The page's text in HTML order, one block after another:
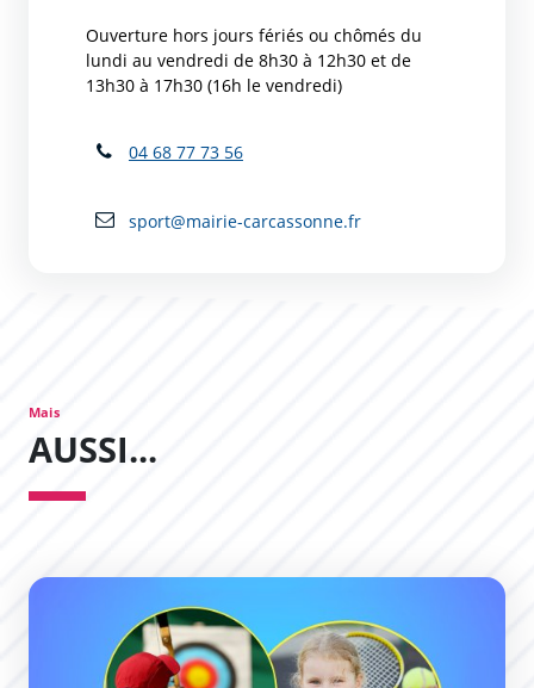
Ouverture hors jours fériés ou chômés du
lundi au vendredi de 8h30 à 12h30 et de
13h30 à 17h30 (16h le vendredi)
04 68 77 73 56
sport@mairie-carcassonne.fr
Mais
AUSSI...
Des stages multi-sports pour vos enfants !